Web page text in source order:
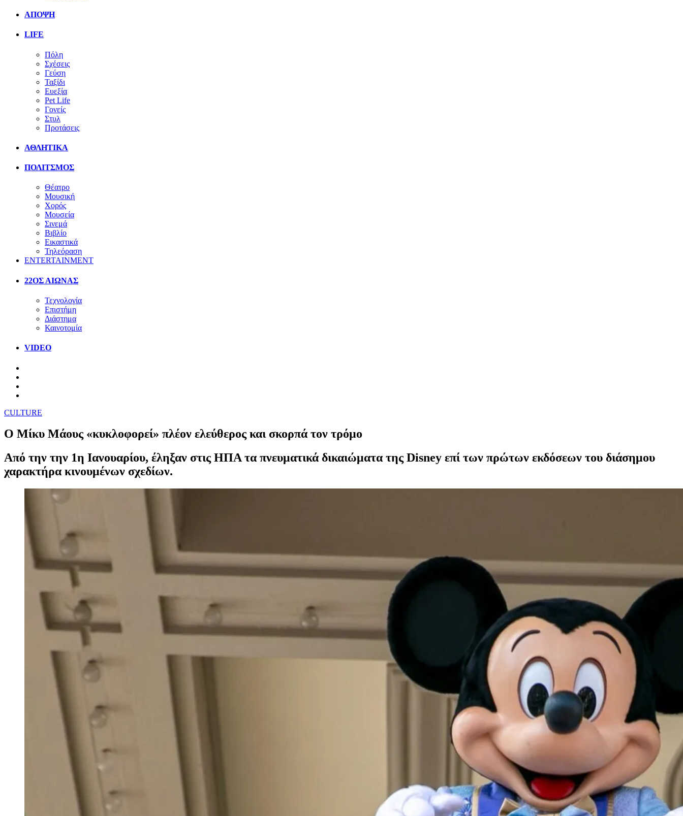
ΑΠΟΨΗ
LIFE
Πόλη
Σχέσεις
Γεύση
Ταξίδι
Ευεξία
Pet Life
Γονείς
Στυλ
Προτάσεις
ΑΘΛΗΤΙΚΑ
ΠΟΛΙΤΣΜΟΣ
Θέατρο
Μουσική
Χορός
Μουσεία
Σινεμά
Βιβλίο
Εικαστικά
Τηλεόραση
ENTERTAINMENT
22ΟΣ ΑΙΩΝΑΣ
Τεχνολογία
Επιστήμη
Διάστημα
Καινοτομία
VIDEO
CULTURE
Ο Μίκυ Μάους «κυκλοφορεί» πλέον ελεύθερος και σκορπά τον τρόμο
Από την την 1η Ιανουαρίου, έληξαν στις ΗΠΑ τα πνευματικά δικαιώματα της Disney επί των πρώτων εκδόσεων του διάσημου
χαρακτήρα κινουμένων σχεδίων.